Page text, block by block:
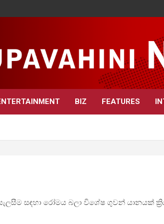
BIZ FEATURES
සඳහා රෝමය බලා විශේෂ ගුවන් යානයක්